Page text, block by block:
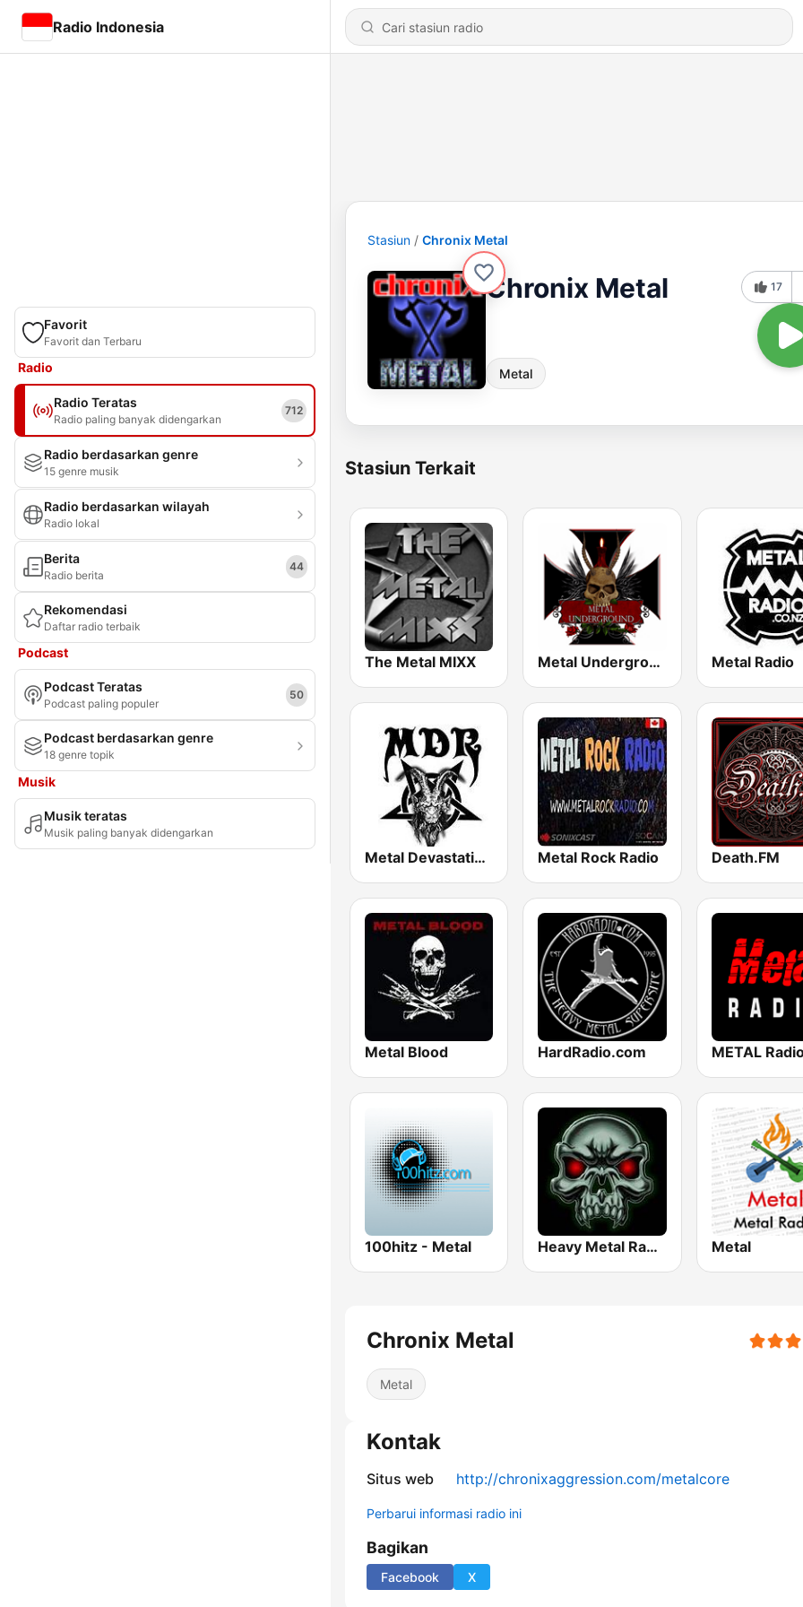
Radio Indonesia
Favorit
Favorit dan Terbaru
Radio
Radio Teratas
Radio paling banyak didengarkan
712
Radio berdasarkan genre
15 genre musik
Radio berdasarkan wilayah
Radio lokal
Berita
Radio berita
44
Rekomendasi
Daftar radio terbaik
Podcast
Podcast Teratas
Podcast paling populer
50
Podcast berdasarkan genre
18 genre topik
Musik
Musik teratas
Musik paling banyak didengarkan
Stasiun Chronix Metal
Chronix Metal
Metal
17
Stasiun Terkait
The Metal MIXX Metal Underground Metal Radio
Metal Devastation Radio Metal Rock Radio Death.FM
Metal Blood HardRadio.com METAL
100hitz - Metal Heavy Metal Radio Metal
Chronix Metal
Metal
Kontak
Situs web http://chronixaggression.com/metalcore
Perbarui informasi radio ini
Bagikan
Facebook X